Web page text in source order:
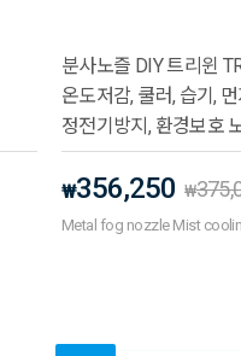
분사노즐 DIY 트리윈
온도저감, 쿨러, 습기,
정전기방지, 환경보호
₩356,250 ₩
Metal fog nozzle Mist